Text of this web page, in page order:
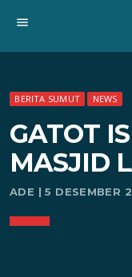
menu
BERITA SUMUT NEWS
GATOT
MASJID
ADE | 5 DESEMBER